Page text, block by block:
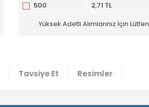
500
2,71 TL
Yüksek Adetli Alımlarınız İçin Lütfen
Tavsiye Et Resimler